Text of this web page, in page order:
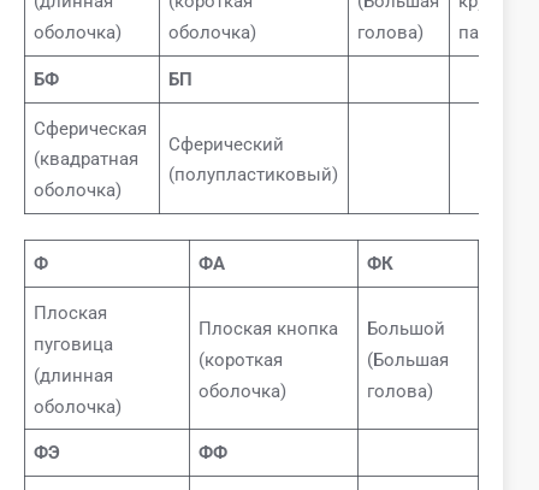
оболочка)
оболочка)
голова)
пальто)
БФ БП
Сферическая
(квадратная
оболочка)
Сферический
(полупластиковый)
Ф ФА ФК
Плоская
пуговица
(длинная
оболочка)
Плоская кнопка
(короткая
оболочка)
Большой
(Большая
голова)
ФЭ ФФ